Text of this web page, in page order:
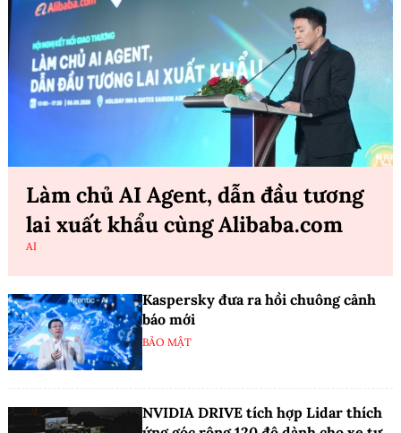
Làm chủ AI Agent, dẫn đầu tương
lai xuất khẩu cùng Alibaba.com
AI
Kaspersky đưa ra hồi chuông cảnh
báo mới
BẢO MẬT
NVIDIA DRIVE tích hợp Lidar thích